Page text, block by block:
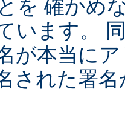
を 確かめ
います。
が本当に
された署